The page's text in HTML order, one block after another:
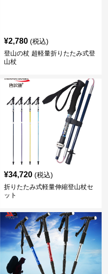
¥2,780 (税込)
登山の杖 超軽量折りたたみ式登
山杖
¥34,720 (税込)
折りたたみ式軽量伸縮登山杖セ
ット